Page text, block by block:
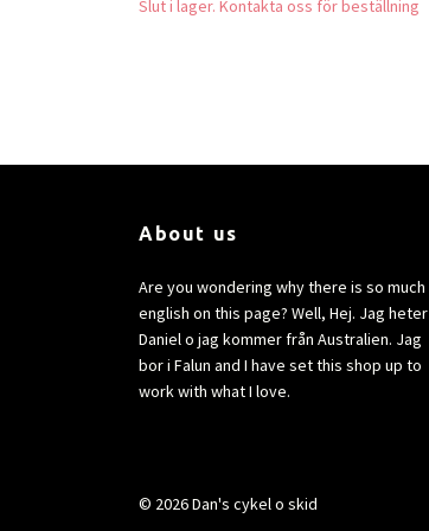
Slut i lager. Kontakta oss för beställning
About us
Are you wondering why there is so much
english on this page? Well, Hej. Jag heter
Daniel o jag kommer från Australien. Jag
bor i Falun and I have set this shop up to
work with what I love.
© 2026 Dan's cykel o skid